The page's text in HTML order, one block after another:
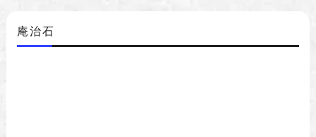
庵治石